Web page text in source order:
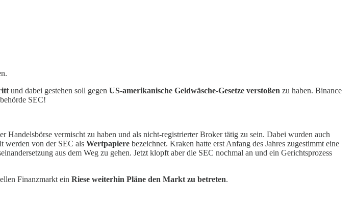
und dabei gestehen soll gegen US-amerikanische Geldwäsche-Gesetze verstoßen zu haben. Binance
SEC!
Handelsbörse vermischt zu haben und als nicht-registrierter Broker tätig zu sein. Dabei wurden auch
werden von der SEC als Wertpapiere bezeichnet. Kraken hatte erst Anfang des Jahres zugestimmt eine
aus dem Weg zu gehen. Jetzt klopft aber die SEC nochmal an und ein Gerichtsprozess
Finanzmarkt ein Riese weiterhin Pläne den Markt zu betreten.